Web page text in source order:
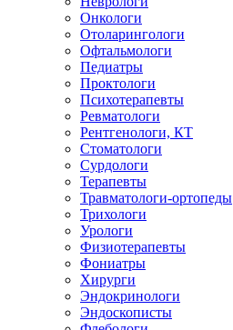
Онкологи
Отоларингологи
Офтальмологи
Педиатры
Проктологи
Психотерапевты
Ревматологи
Рентгенологи, КТ
Стоматологи
Сурдологи
Терапевты
Травматологи-ортопеды
Трихологи
Урологи
Физиотерапевты
Фониатры
Хирурги
Эндокринологи
Эндоскописты